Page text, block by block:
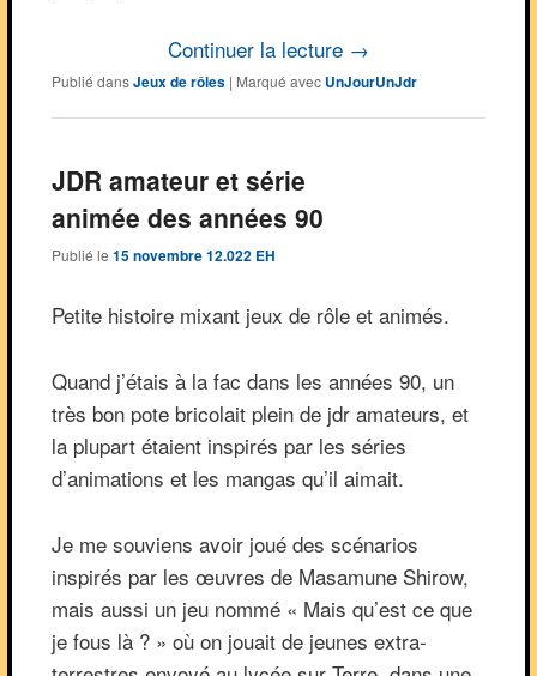
Continuer la lecture →
Publié dans Jeux de rôles | Marqué avec UnJourUnJdr
JDR amateur et série
animée des années 90
Publié le 15 novembre 12.022 EH
Petite histoire mixant jeux de rôle et animés.
Quand j’étais à la fac dans les années 90, un
très bon pote bricolait plein de jdr amateurs, et
la plupart étaient inspirés par les séries
d’animations et les mangas qu’il aimait.
Je me souviens avoir joué des scénarios
inspirés par les œuvres de Masamune Shirow,
mais aussi un jeu nommé « Mais qu’est ce que
je fous là ? » où on jouait de jeunes extra-